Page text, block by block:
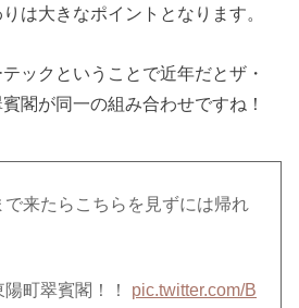
は大きなポイントとなります。
ックということで近年だとザ・
閣が同一の組み合わせですね！
来たらこちらを見ずには帰れ
町翠賓閣！！ pic.twitter.com/B